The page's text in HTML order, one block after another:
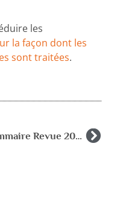
les
la façon dont les
sont traitées.
Sommaire Revue 2005-3